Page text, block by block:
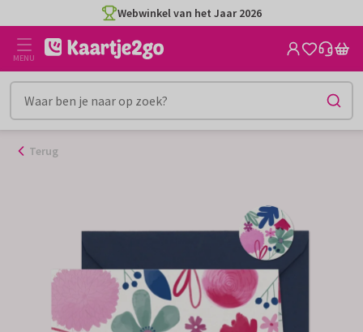
naar
inhoud
Webwinkel van het Jaar 2026
MENU
Terug